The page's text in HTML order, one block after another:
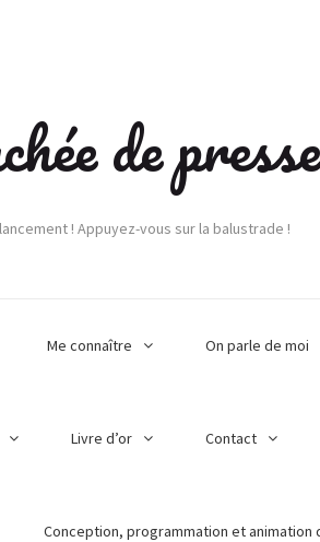
de
! Appuyez-vous sur la balustrade !
Me connaître On parle de moi
Livre d’or Contact
Conception, programmation et animation